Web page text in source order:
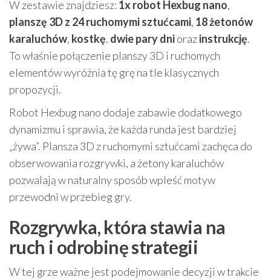
W zestawie znajdziesz: 1x robot Hexbug nano,
planszę 3D z 24 ruchomymi sztućcami, 18 żetonów
karaluchów, kostkę, dwie pary dniorazinstrukcję.
To właśnie połączenie planszy 3D i ruchomych
elementów wyróżnia tę grę na tle klasycznych
propozycji.
Robot Hexbug nano dodaje zabawie dodatkowego
dynamizmu i sprawia, że każda runda jest bardziej
„żywa”. Plansza 3D z ruchomymi sztućcami zachęca do
obserwowania rozgrywki, a żetony karaluchów
pozwalają w naturalny sposób wpleść motyw
przewodni w przebieg gry.
Rozgrywka, która stawia na
ruch i odrobinę strategii
W tej grze ważne jest podejmowanie decyzji w trakcie